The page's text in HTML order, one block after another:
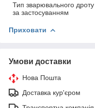
Тип зварювального дроту
за застосуванням
Приховати
Умови доставки
Нова Пошта
Доставка кур'єром